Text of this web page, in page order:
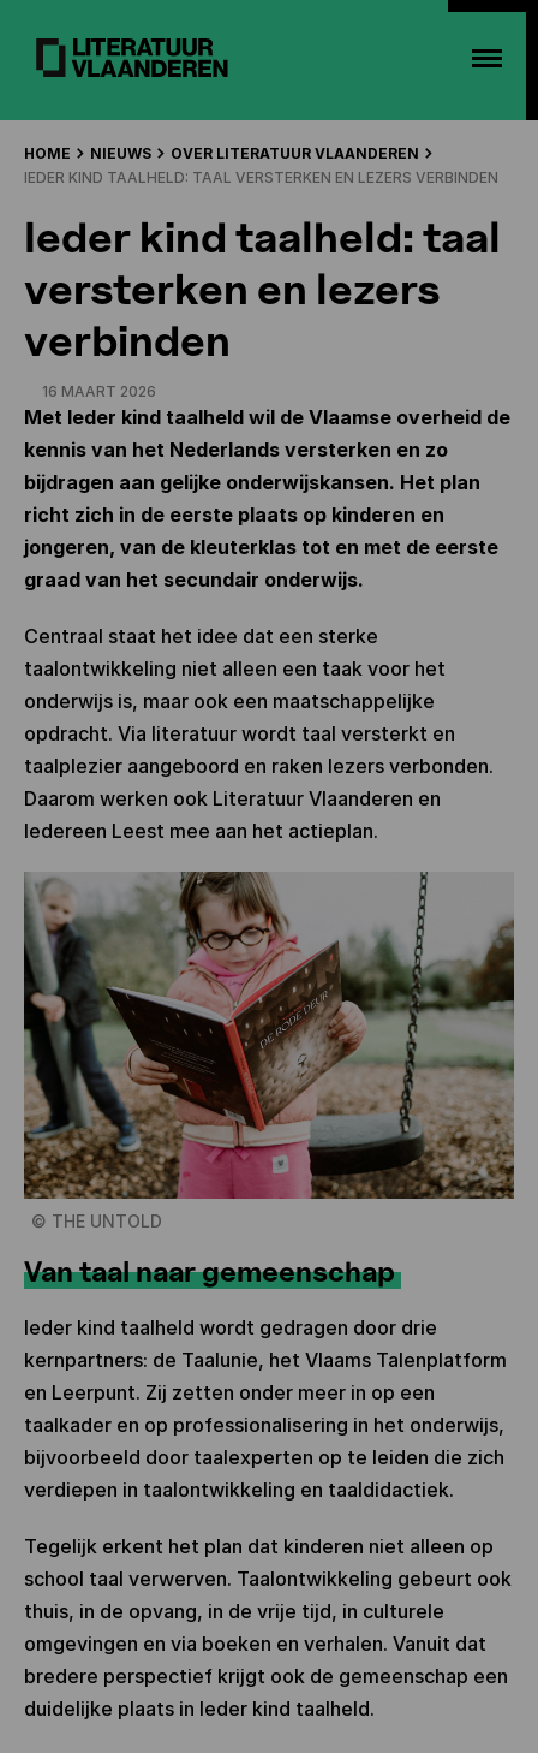
HOME NIEUWS
OVER LITERATUUR VLAANDEREN
IEDER KIND TAALHELD: TAAL VERSTERKEN EN LEZERS VERBINDEN
Ieder kind taalheld: taal
versterken en lezers
verbinden
16 MAART 2026
Met Ieder kind taalheld wil de Vlaamse overheid de
kennis van het Nederlands versterken en zo
bijdragen aan gelijke onderwijskansen. Het plan
richt zich in de eerste plaats op kinderen en
jongeren, van de kleuterklas tot en met de eerste
graad van het secundair onderwijs.
Centraal staat het idee dat een sterke
taalontwikkeling niet alleen een taak voor het
onderwijs is, maar ook een maatschappelijke
opdracht. Via literatuur wordt taal versterkt en
taalplezier aangeboord en raken lezers verbonden.
Daarom werken ook Literatuur Vlaanderen en
Iedereen Leest mee aan het actieplan.
© THE UNTOLD
Van taal naar gemeenschap
Ieder kind taalheld wordt gedragen door drie
kernpartners: de Taalunie, het Vlaams Talenplatform
en Leerpunt. Zij zetten onder meer in op een
taalkader en op professionalisering in het onderwijs,
bijvoorbeeld door taalexperten op te leiden die zich
verdiepen in taalontwikkeling en taaldidactiek.
Tegelijk erkent het plan dat kinderen niet alleen op
school taal verwerven. Taalontwikkeling gebeurt ook
thuis, in de opvang, in de vrije tijd, in culturele
omgevingen en via boeken en verhalen. Vanuit dat
bredere perspectief krijgt ook de gemeenschap een
duidelijke plaats in Ieder kind taalheld.